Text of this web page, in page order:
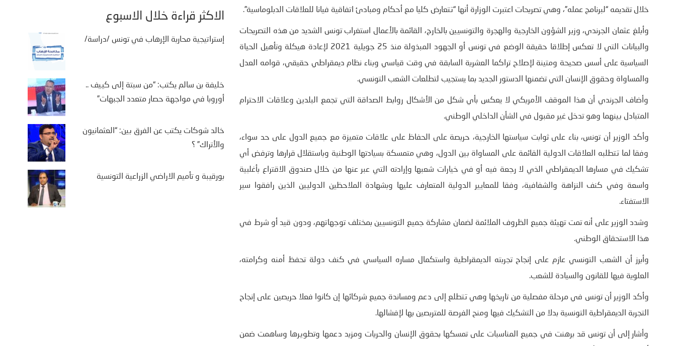
خلال تقديمه “لبرنامج عمله”، وهي تصريحات اعتبرت الوزارة أنها “تتعارض كليا مع أحكام ومبادئ اتفاقية فيانا للعلاقات الدبلوماسية”.
وأبلغ عثمان الجرندي، وزير الشؤون الخارجية والهجرة والتونسيين بالخارج، القائمة بالأعمال استغراب تونس الشديد من هذه التصريحات
والبيانات التي لا تعكس إطلاقا حقيقة الوضع في تونس أو الجهود المبذولة منذ 25 جويلية 2021 لإعادة هيكلة وتأهيل الحياة
السياسية على أسس صحيحة ومتينة لإصلاح تراكما العشرية السابقة في وقت قياسي وبناء نظام ديمقراطي حقيقي، قوامه العدل
والمساواة وحقوق الإنسان التي تضمنها الدستور الجديد بما يستجيب لتطلعات الشعب التونسي.
وأضاف الجرندي أن هذا الموقف الأمريكي لا يعكس بأي شكل من الأشكال روابط الصداقة التي تجمع البلدين وعلاقات الاحترام
المتبادل بينهما وهو تدخل غير مقبول في الشأن الداخلي الوطني.
وأكد الوزير أن تونس، بناء على ثوابت سياستها الخارجية، حريصة على الحفاظ على علاقات متميزة مع جميع الدول على حد سواء،
وفقا لما تتطلبه العلاقات الدولية القائمة على المساواة بين الدول، وهي متمسكة بسيادتها الوطنية وباستقلال قرارها وترفض أي
تشكيك في مسارها الديمقراطي الذي لا رجعة فيه أو في خيارات شعبها وإرادته التي عبر عنها من خلال صندوق الاقتراع بأغلبية
واسعة وفي كنف النزاهة والشفافية، وفقا للمعايير الدولية المتعارف عليها وبشهادة الملاحظين الدوليين الذين رافقوا سير
الاستفتاء.
وشدد الوزير على أنه تمت تهيئة جميع الظروف الملائمة لضمان مشاركة جميع التونسيين بمختلف توجهاتهم، ودون قيد أو شرط في
هذا الاستحقاق الوطني.
وأبرز أن الشعب التونسي عازم على إنجاح تجربته الديمقراطية واستكمال مساره السياسي في كنف دولة تحفظ أمنه وكرامته،
العلوية فيها للقانون والسيادة للشعب.
وأكد الوزير أن تونس في مرحلة مفصلية من تاريخها وهي تتطلع إلى دعم ومساندة جميع شركائها إن كانوا فعلا حريصين على إنجاح
التجربة الديمقراطية التونسية بدلا من التشكيك فيها ومنح الفرصة للمتربصين بها لإفشالها.
وأشار إلى أن تونس قد برهنت في جميع المناسبات على تمسكها بحقوق الإنسان والحريات ومزيد دعمها وتطويرها وساهمت ضمن
الأكثر قراءة خلال الأسبوع
إستراتيجية محاربة الإرهاب في تونس /دراسة/
خليفة بن سالم يكتب: “من سبتة إلى كييف ..
أوروبا في مواجهة حصار متعدد الجبهات”
خالد شوكات يكتب عن الفرق بين: “العثمانيون
والأتراك” ؟
بورقيبة و تأميم الاراضي الزراعية التونسية